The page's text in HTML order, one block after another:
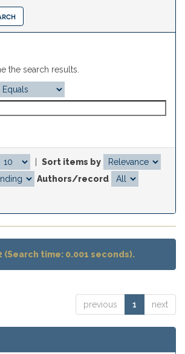
the search results.
Sort items by
Authors/record
(Search time: 0.001 seconds).
previous 1 next